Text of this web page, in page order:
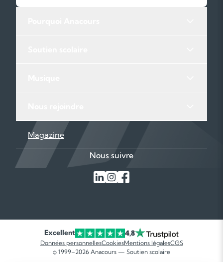
Magazine
Nous suivre
Excellent 4,8
Données personnellesCookiesMentions légalesCGS
© 1999–2026 Anacours — Soutien scolaire